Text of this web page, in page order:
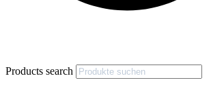
Products search